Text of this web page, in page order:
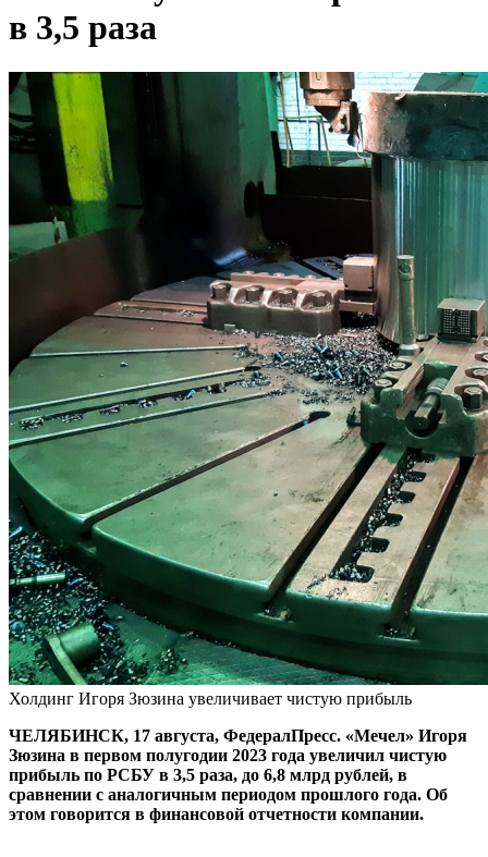
в 3,5 раза
Холдинг Игоря Зюзина увеличивает чистую прибыль
ЧЕЛЯБИНСК, 17 августа, ФедералПресс. «Мечел» Игоря
Зюзина в первом полугодии 2023 года увеличил чистую
прибыль по РСБУ в 3,5 раза, до 6,8 млрд рублей, в
сравнении с аналогичным периодом прошлого года. Об
этом говорится в финансовой отчетности компании.